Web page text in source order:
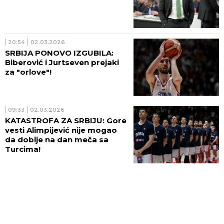
20:54 02.03.2026
SRBIJA PONOVO IZGUBILA:
Biberović i Jurtseven prejaki
za "orlove"!
09:33 02.03.2026
KATASTROFA ZA SRBIJU: Gore
vesti Alimpijević nije mogao
da dobije na dan meča sa
Turcima!